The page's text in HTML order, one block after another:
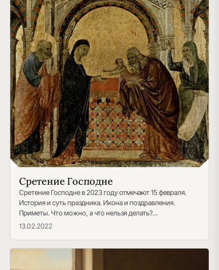
Сретение Господне
Сретение Господне в 2023 году отмечают 15 февраля.
История и суть праздника. Икона и поздравления.
Приметы. Что можно, а что нельзя делать?…
13.02.2022